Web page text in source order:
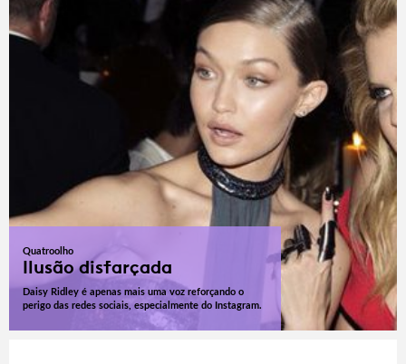
Quatroolho
Ilusão disfarçada
Daisy Ridley é apenas mais uma voz reforçando o
perigo das redes sociais, especialmente do Instagram.